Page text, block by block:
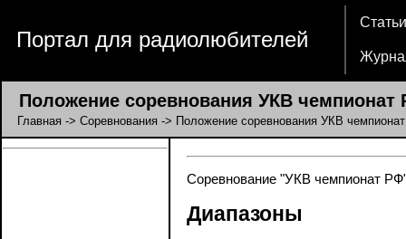
Портал для радиолюбителей
Статьи
Положение соревнования УКВ чемпионат
Главная -> Соревнования -> Положение соревнования УКВ
Соревнование "УКВ чемпионат
Диапазоны